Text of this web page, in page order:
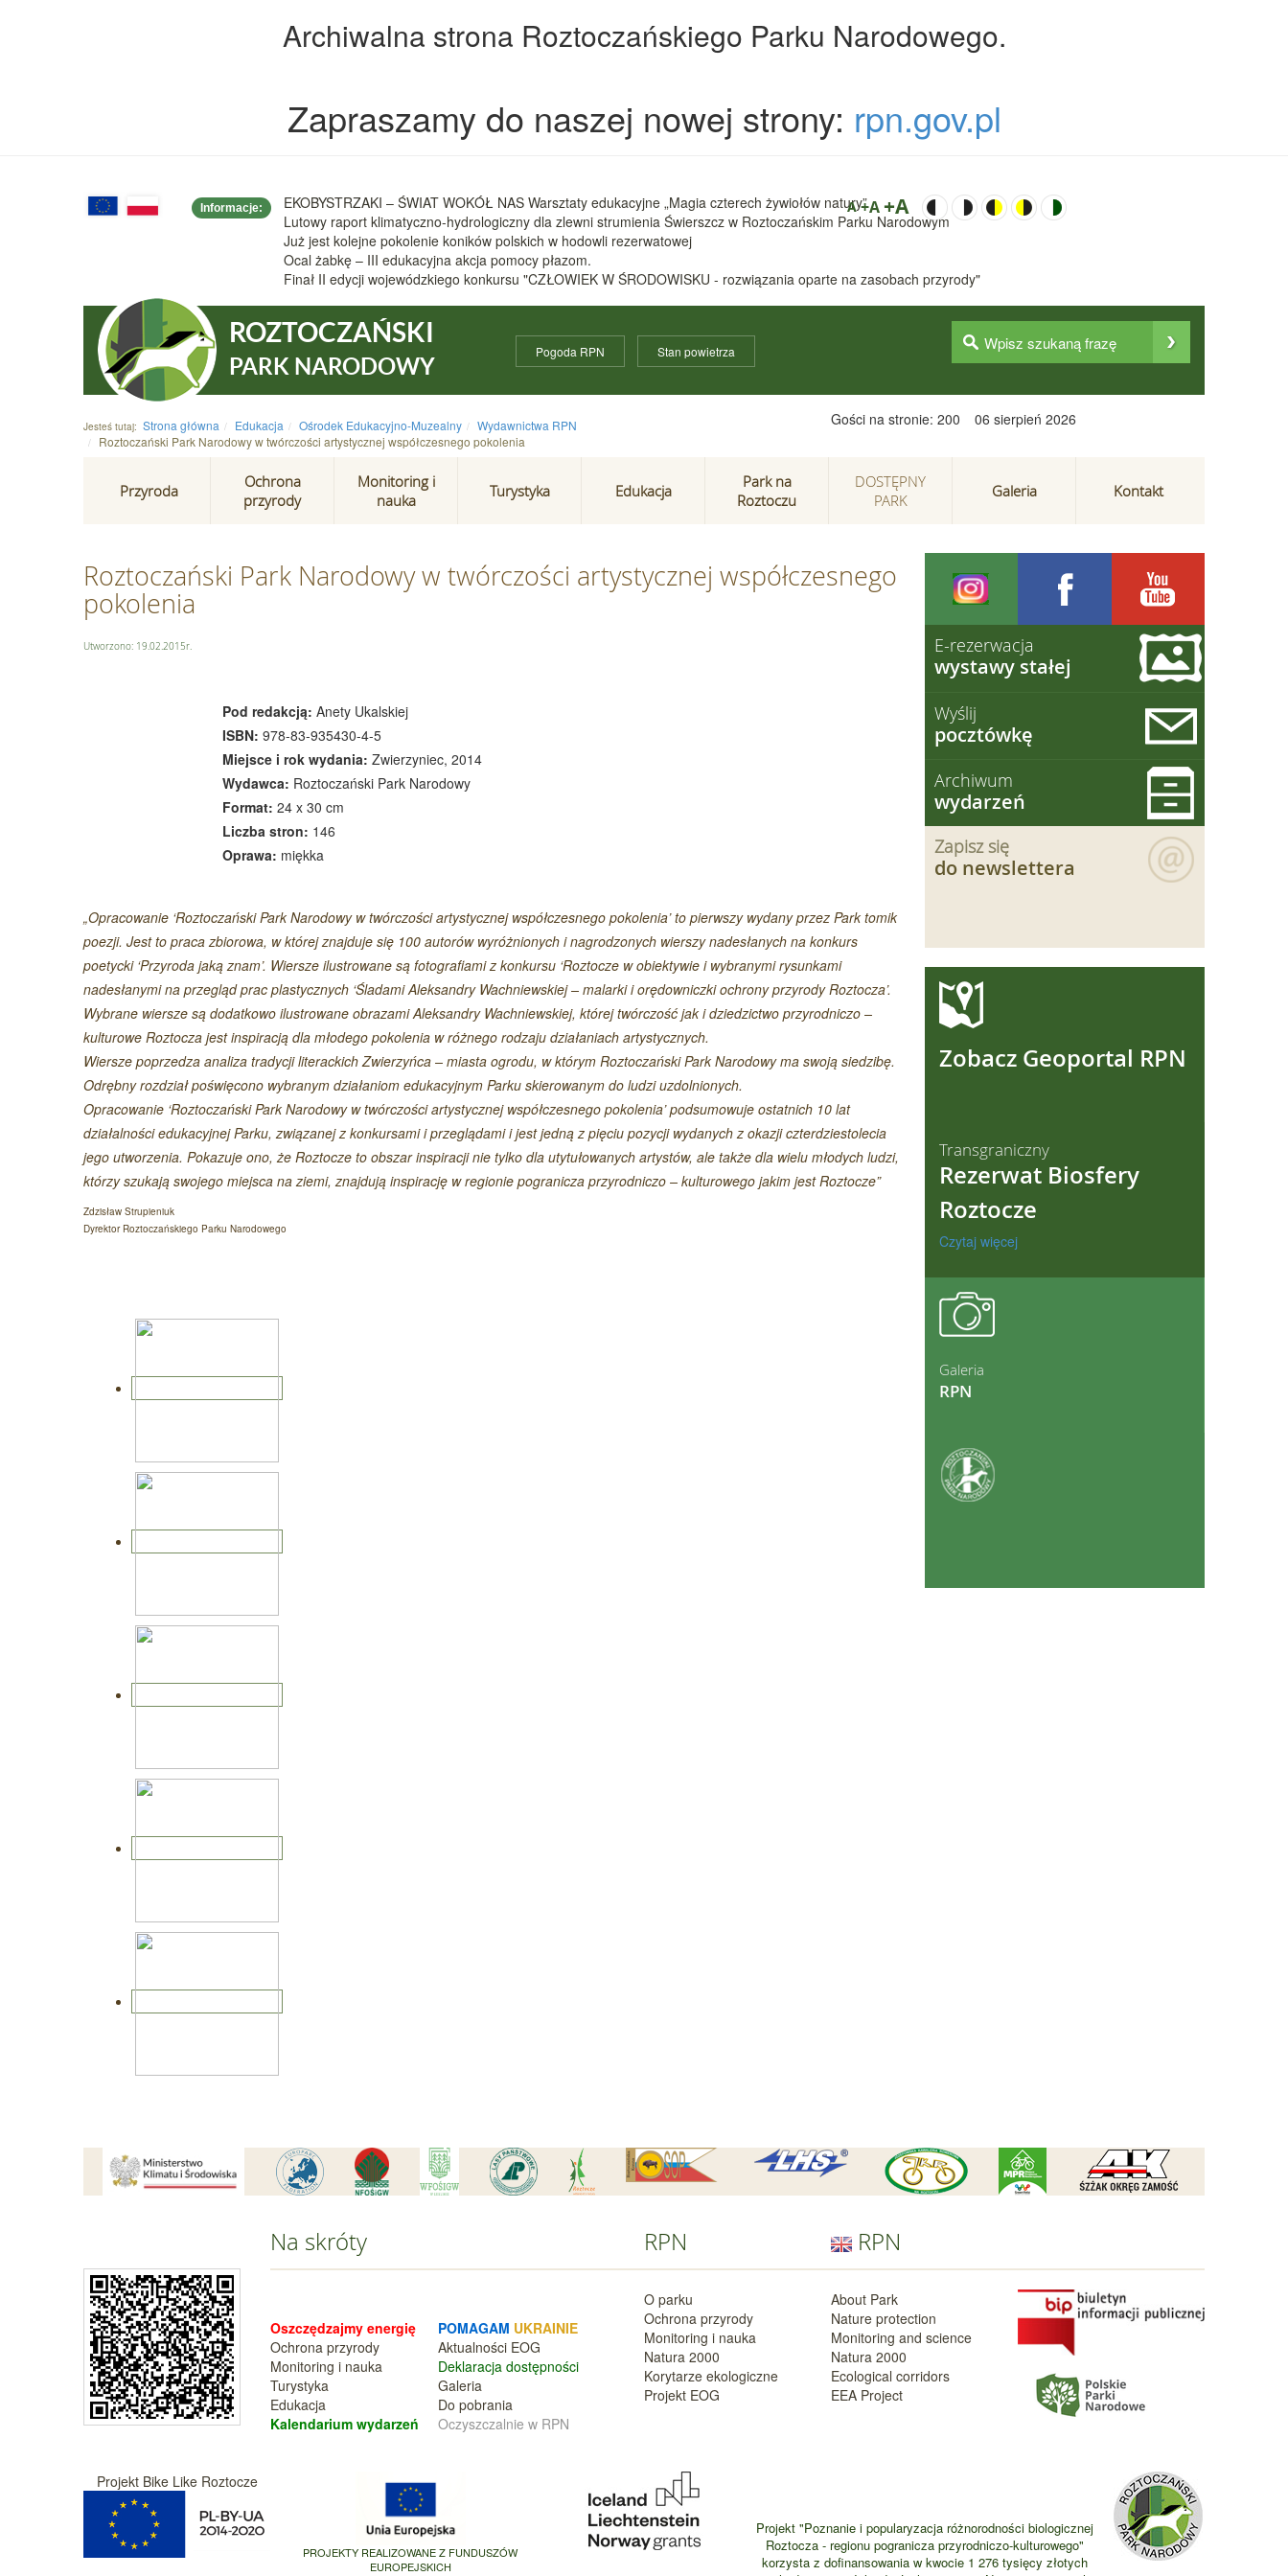
Archiwalna strona Roztoczańskiego Parku Narodowego.
Zapraszamy do naszej nowej strony: rpn.gov.pl
Informacje:
EKOBYSTRZAKI – ŚWIAT WOKÓŁ NAS Warsztaty edukacyjne „Magia czterech żywiołów natury”
Lutowy raport klimatyczno-hydrologiczny dla zlewni strumienia Świerszcz w Roztoczańskim Parku Narodowym
Już jest kolejne pokolenie koników polskich w hodowli rezerwatowej
Ocal żabkę – III edukacyjna akcja pomocy płazom.
Finał II edycji wojewódzkiego konkursu "CZŁOWIEK W ŚRODOWISKU - rozwiązania oparte na zasobach przyrody"
A +A +A
ROZTOCZAŃSKI
PARK NARODOWY
Pogoda RPN Stan powietrza
Jesteś tutaj: Strona główna Edukacja Ośrodek Edukacyjno-Muzealny
Wydawnictwa RPN
Roztoczański Park Narodowy w twórczości artystycznej współczesnego pokolenia
Gości na stronie: 200 06 sierpień 2026
Przyroda
Ochrona
przyrody
Monitoring i
nauka
Turystyka Edukacja
Park na
Roztoczu
DOSTĘPNY
PARK
Galeria Kontakt
Roztoczański Park Narodowy w twórczości artystycznej współczesnego
pokolenia
Utworzono: 19.02.2015r.
Pod redakcją: Anety Ukalskiej
ISBN: 978-83-935430-4-5
Miejsce i rok wydania: Zwierzyniec, 2014
Wydawca: Roztoczański Park Narodowy
Format: 24 x 30 cm
Liczba stron: 146
Oprawa: miękka
„Opracowanie ‘Roztoczański Park Narodowy w twórczości artystycznej współczesnego pokolenia’ to pierwszy wydany przez Park tomik
poezji. Jest to praca zbiorowa, w której znajduje się 100 autorów wyróżnionych i nagrodzonych wierszy nadesłanych na konkurs
poetycki ‘Przyroda jaką znam’. Wiersze ilustrowane są fotografiami z konkursu ‘Roztocze w obiektywie i wybranymi rysunkami
nadesłanymi na przegląd prac plastycznych ‘Śladami Aleksandry Wachniewskiej – malarki i orędowniczki ochrony przyrody Roztocza’.
Wybrane wiersze są dodatkowo ilustrowane obrazami Aleksandry Wachniewskiej, której twórczość jak i dziedzictwo przyrodniczo –
kulturowe Roztocza jest inspiracją dla młodego pokolenia w różnego rodzaju działaniach artystycznych.
Wiersze poprzedza analiza tradycji literackich Zwierzyńca – miasta ogrodu, w którym Roztoczański Park Narodowy ma swoją siedzibę.
Odrębny rozdział poświęcono wybranym działaniom edukacyjnym Parku skierowanym do ludzi uzdolnionych.
Opracowanie ‘Roztoczański Park Narodowy w twórczości artystycznej współczesnego pokolenia’ podsumowuje ostatnich 10 lat
działalności edukacyjnej Parku, związanej z konkursami i przeglądami i jest jedną z pięciu pozycji wydanych z okazji czterdziestolecia
jego utworzenia. Pokazuje ono, że Roztocze to obszar inspiracji nie tylko dla utytułowanych artystów, ale także dla wielu młodych ludzi,
którzy szukają swojego miejsca na ziemi, znajdują inspirację w regionie pogranicza przyrodniczo – kulturowego jakim jest Roztocze”
Zdzisław Strupieniuk
Dyrektor Roztoczańskiego Parku Narodowego
E-rezerwacja
wystawy stałej
Wyślij
pocztówkę
Archiwum
wydarzeń
Zapisz się
do newslettera
Zobacz Geoportal RPN
Czytaj więcej
Transgraniczny
Rezerwat Biosfery
Roztocze
Czytaj więcej
Galeria
RPN
Na skróty
Oszczędzajmy energię
Ochrona przyrody
Monitoring i nauka
Turystyka
Edukacja
Kalendarium wydarzeń
POMAGAM UKRAINIE
Aktualności EOG
Deklaracja dostępności
Galeria
Do pobrania
Oczyszczalnie w RPN
RPN
O parku
Ochrona przyrody
Monitoring i nauka
Natura 2000
Korytarze ekologiczne
Projekt EOG
RPN
About Park
Nature protection
Monitoring and science
Natura 2000
Ecological corridors
EEA Project
Projekt Bike Like Roztocze
PROJEKTY REALIZOWANE Z FUNDUSZÓW
EUROPEJSKICH
Projekt "Poznanie i popularyzacja różnorodności biologicznej
Roztocza - regionu pogranicza przyrodniczo-kulturowego"
korzysta z dofinansowania w kwocie 1 276 tysięcy złotych